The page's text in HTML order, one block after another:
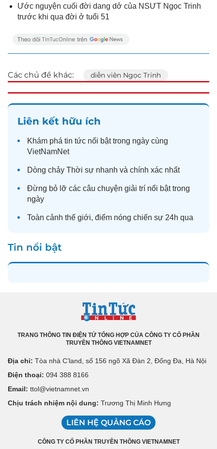
Ước nguyện cuối đời dang dở của NSƯT Ngọc Trinh
trước khi qua đời ở tuổi 51
Các chủ đề khác: diễn viên Ngọc Trinh
Liên kết hữu ích
Khám phá tin tức nổi bật trong ngày cùng
VietNamNet
Dòng chảy Thời sự nhanh và chính xác nhất
Đừng bỏ lỡ các câu chuyện giải trí nổi bật trong
ngày
Toàn cảnh thế giới, điểm nóng chiến sự 24h qua
Tin nổi bật
TRANG THÔNG TIN ĐIỆN TỬ TỔNG HỢP CỦA CÔNG TY CỔ PHẦN
TRUYỀN THÔNG VIETNAMNET
Địa chỉ: Tòa nhà C’land, số 156 ngõ Xã Đàn 2, Đống Đa, Hà Nội
Điện thoại: 094 388 8166
Email: ttol@vietnamnet.vn
Chịu trách nhiệm nội dung: Trương Thị Minh Hưng
LIÊN HỆ QUẢNG CÁO
CÔNG TY CỔ PHẦN TRUYỀN THÔNG VIETNAMNET